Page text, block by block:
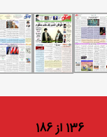
136 از 186